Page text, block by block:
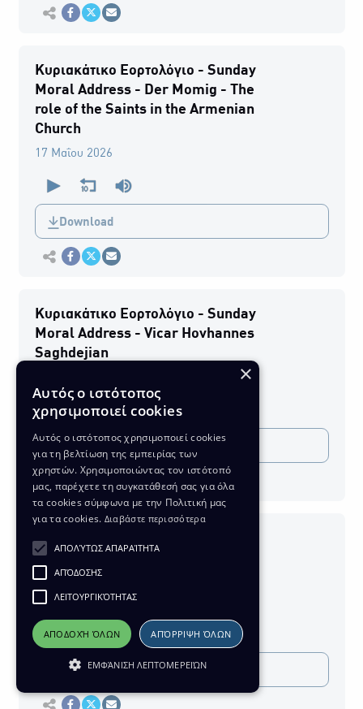
Κοινοποίηση στο Facebook
Κοινοποίηση Twitter
Αποστολή με Email
Κυριακάτικο Εορτολόγιο - Sunday
Moral Address - Der Momig - The
role of the Saints in the Armenian
Church
17 Μαΐου 2026
seconds
0
secondsDownload
Κοινοποίηση στο Facebook
Κοινοποίηση Twitter
Αποστολή με Email
Κυριακάτικο Εορτολόγιο - Sunday
Moral Address - Vicar Hovhannes
Saghdejian
0
seconds
of
0
secondsDownload
Κοινοποίηση στο Facebook
Κοινοποίηση Twitter
Αποστολή με Email
Εκτύπωση
Κυριακάτικο Εορτολόγιο - Sunday
Moral Address - Vicar Hovhannes
Saghdejian
03 Μαΐου 2026
0
seconds
of
secondsDownload
×
Αυτός ο ιστότοπος
χρησιμοποιεί cookies
Αυτός ο ιστότοπος χρησιμοποιεί cookies
για τη βελτίωση της εμπειρίας των
χρηστών. Χρησιμοποιώντας τον ιστότοπό
μας, παρέχετε τη συγκατάθεσή σας για όλα
τα cookies σύμφωνα με την Πολιτική μας
για τα cookies. Διαβάστε περισσότερα
ΑΠΟΛΎΤΩΣ ΑΠΑΡΑΊΤΗΤΑ
ΑΠΌΔΟΣΗΣ
ΛΕΙΤΟΥΡΓΙΚΌΤΗΤΑΣ
ΑΠΟΔΟΧΉ ΌΛΩΝ ΑΠΌΡΡΙΨΗ ΌΛΩΝ
ΕΜΦΆΝΙΣΗ ΛΕΠΤΟΜΕΡΕΙΏΝ